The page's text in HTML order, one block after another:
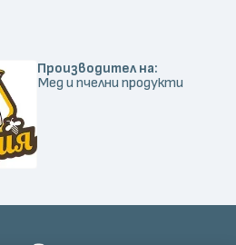
Производител на:
Мед и пчелни продукти